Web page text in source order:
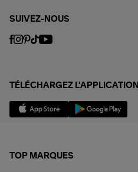
SUIVEZ-NOUS
TÉLÉCHARGEZ L'APPLICATION
TOP MARQUES